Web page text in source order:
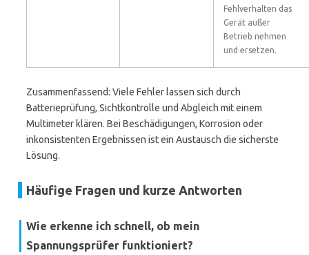
Fehlverhalten das
Gerät außer
Betrieb nehmen
und ersetzen.
Zusammenfassend: Viele Fehler lassen sich durch
Batterieprüfung, Sichtkontrolle und Abgleich mit einem
Multimeter klären. Bei Beschädigungen, Korrosion oder
inkonsistenten Ergebnissen ist ein Austausch die sicherste
Lösung.
Häufige Fragen und kurze Antworten
Wie erkenne ich schnell, ob mein
Spannungsprüfer funktioniert?